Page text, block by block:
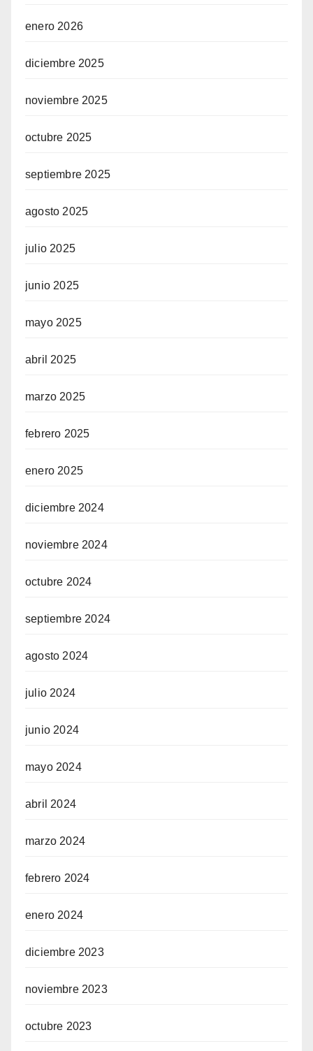
enero 2026
diciembre 2025
noviembre 2025
octubre 2025
septiembre 2025
agosto 2025
julio 2025
junio 2025
mayo 2025
abril 2025
marzo 2025
febrero 2025
enero 2025
diciembre 2024
noviembre 2024
octubre 2024
septiembre 2024
agosto 2024
julio 2024
junio 2024
mayo 2024
abril 2024
marzo 2024
febrero 2024
enero 2024
diciembre 2023
noviembre 2023
octubre 2023